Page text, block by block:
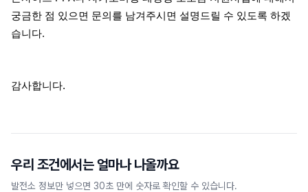
궁금한 점 있으면 문의를 남겨주시면 설명드릴 수 있도록 하겠
습니다.
감사합니다.
우리 조건에서는 얼마나 나올까요
발전소 정보만 넣으면 30초 만에 숫자로 확인할 수 있습니다.